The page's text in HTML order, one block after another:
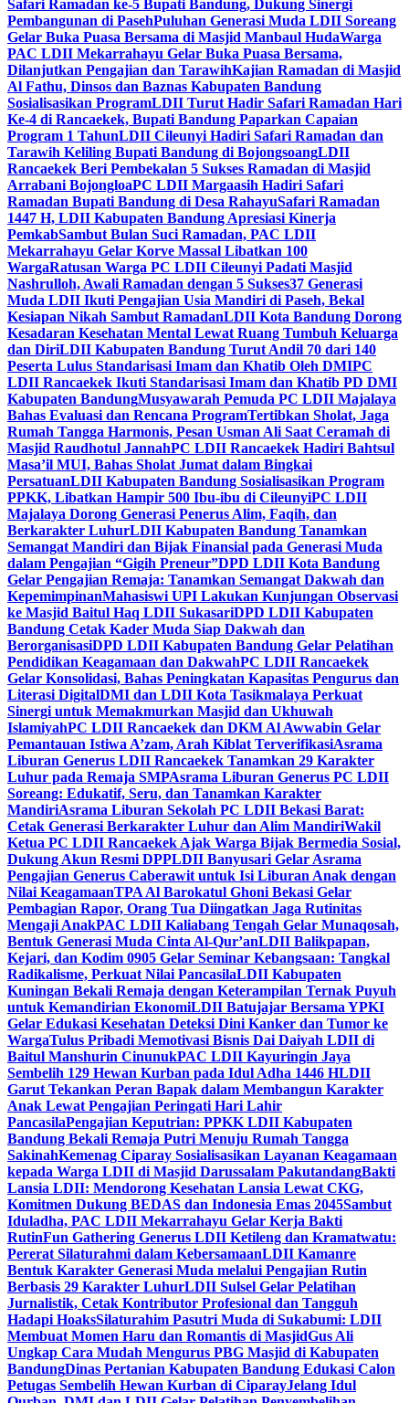
Safari Ramadan ke-5 Bupati Bandung, Dukung Sinergi
Pembangunan di PasehPuluhan Generasi Muda LDII Soreang
Gelar Buka Puasa Bersama di Masjid Manbaul HudaWarga
PAC LDII Mekarrahayu Gelar Buka Puasa Bersama,
Dilanjutkan Pengajian dan TarawihKajian Ramadan di Masjid
Al Fathu, Dinsos dan Baznas Kabupaten Bandung
Sosialisasikan ProgramLDII Turut Hadir Safari Ramadan Hari
Ke-4 di Rancaekek, Bupati Bandung Paparkan Capaian
Program 1 TahunLDII Cileunyi Hadiri Safari Ramadan dan
Tarawih Keliling Bupati Bandung di BojongsoangLDII
Rancaekek Beri Pembekalan 5 Sukses Ramadan di Masjid
Arrabani BojongloaPC LDII Margaasih Hadiri Safari
Ramadan Bupati Bandung di Desa RahayuSafari Ramadan
1447 H, LDII Kabupaten Bandung Apresiasi Kinerja
PemkabSambut Bulan Suci Ramadan, PAC LDII
Mekarrahayu Gelar Korve Massal Libatkan 100
WargaRatusan Warga PC LDII Cileunyi Padati Masjid
Nashrulloh, Awali Ramadan dengan 5 Sukses37 Generasi
Muda LDII Ikuti Pengajian Usia Mandiri di Paseh, Bekal
Kesiapan Nikah Sambut RamadanLDII Kota Bandung Dorong
Kesadaran Kesehatan Mental Lewat Ruang Tumbuh Keluarga
dan DiriLDII Kabupaten Bandung Turut Andil 70 dari 140
Peserta Lulus Standarisasi Imam dan Khatib Oleh DMIPC
LDII Rancaekek Ikuti Standarisasi Imam dan Khatib PD DMI
Kabupaten BandungMusyawarah Pemuda PC LDII Majalaya
Bahas Evaluasi dan Rencana ProgramTertibkan Sholat, Jaga
Rumah Tangga Harmonis, Pesan Usman Ali Saat Ceramah di
Masjid Raudhotul JannahPC LDII Rancaekek Hadiri Bahtsul
Masa’il MUI, Bahas Sholat Jumat dalam Bingkai
PersatuanLDII Kabupaten Bandung Sosialisasikan Program
PPKK, Libatkan Hampir 500 Ibu-ibu di CileunyiPC LDII
Majalaya Dorong Generasi Penerus Alim, Faqih, dan
Berkarakter LuhurLDII Kabupaten Bandung Tanamkan
Semangat Mandiri dan Bijak Finansial pada Generasi Muda
dalam Pengajian “Gigih Preneur”DPD LDII Kota Bandung
Gelar Pengajian Remaja: Tanamkan Semangat Dakwah dan
KepemimpinanMahasiswi UPI Lakukan Kunjungan Observasi
ke Masjid Baitul Haq LDII SukasariDPD LDII Kabupaten
Bandung Cetak Kader Muda Siap Dakwah dan
BerorganisasiDPD LDII Kabupaten Bandung Gelar Pelatihan
Pendidikan Keagamaan dan DakwahPC LDII Rancaekek
Gelar Konsolidasi, Bahas Peningkatan Kapasitas Pengurus dan
Literasi DigitalDMI dan LDII Kota Tasikmalaya Perkuat
Sinergi untuk Memakmurkan Masjid dan Ukhuwah
IslamiyahPC LDII Rancaekek dan DKM Al Awwabin Gelar
Pemantauan Istiwa A’zam, Arah Kiblat TerverifikasiAsrama
Liburan Generus LDII Rancaekek Tanamkan 29 Karakter
Luhur pada Remaja SMPAsrama Liburan Generus PC LDII
Soreang: Edukatif, Seru, dan Tanamkan Karakter
MandiriAsrama Liburan Sekolah PC LDII Bekasi Barat:
Cetak Generasi Berkarakter Luhur dan Alim MandiriWakil
Ketua PC LDII Rancaekek Ajak Warga Bijak Bermedia Sosial,
Dukung Akun Resmi DPPLDII Banyusari Gelar Asrama
Pengajian Generus Caberawit untuk Isi Liburan Anak dengan
Nilai KeagamaanTPA Al Barokatul Ghoni Bekasi Gelar
Pembagian Rapor, Orang Tua Diingatkan Jaga Rutinitas
Mengaji AnakPAC LDII Kaliabang Tengah Gelar Munaqosah,
Bentuk Generasi Muda Cinta Al-Qur’anLDII Balikpapan,
Kejari, dan Kodim 0905 Gelar Seminar Kebangsaan: Tangkal
Radikalisme, Perkuat Nilai PancasilaLDII Kabupaten
Kuningan Bekali Remaja dengan Keterampilan Ternak Puyuh
untuk Kemandirian EkonomiLDII Batujajar Bersama YPKI
Gelar Edukasi Kesehatan Deteksi Dini Kanker dan Tumor ke
WargaTulus Pribadi Memotivasi Bisnis Dai Daiyah LDII di
Baitul Manshurin CinunukPAC LDII Kayuringin Jaya
Sembelih 129 Hewan Kurban pada Idul Adha 1446 HLDII
Garut Tekankan Peran Bapak dalam Membangun Karakter
Anak Lewat Pengajian Peringati Hari Lahir
PancasilaPengajian Keputrian: PPKK LDII Kabupaten
Bandung Bekali Remaja Putri Menuju Rumah Tangga
SakinahKemenag Ciparay Sosialisasikan Layanan Keagamaan
kepada Warga LDII di Masjid Darussalam PakutandangBakti
Lansia LDII: Mendorong Kesehatan Lansia Lewat CKG,
Komitmen Dukung BEDAS dan Indonesia Emas 2045Sambut
Iduladha, PAC LDII Mekarrahayu Gelar Kerja Bakti
RutinFun Gathering Generus LDII Ketileng dan Kramatwatu:
Pererat Silaturahmi dalam KebersamaanLDII Kamanre
Bentuk Karakter Generasi Muda melalui Pengajian Rutin
Berbasis 29 Karakter LuhurLDII Sulsel Gelar Pelatihan
Jurnalistik, Cetak Kontributor Profesional dan Tangguh
Hadapi HoaksSilaturahim Pasutri Muda di Sukabumi: LDII
Membuat Momen Haru dan Romantis di MasjidGus Ali
Ungkap Cara Mudah Mengurus PBG Masjid di Kabupaten
BandungDinas Pertanian Kabupaten Bandung Edukasi Calon
Petugas Sembelih Hewan Kurban di CiparayJelang Idul